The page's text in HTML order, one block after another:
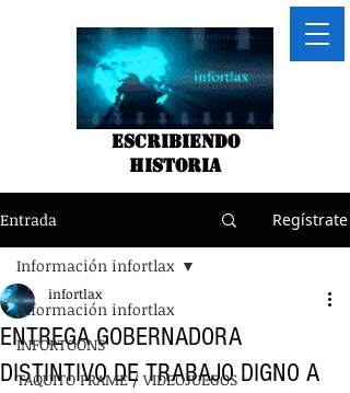
Escribiendo
historia
Entrada Regístrate
Información infortlax
INFORTOONS
TAQUITO FRAME / VIDEOJUEGOS
Información infortlax
ENTREGA GOBERNADORA
DISTINTIVO DE TRABAJO DIGNO A
infortlax